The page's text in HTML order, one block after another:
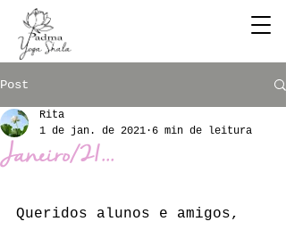
Post
Janeiro/21...
Rita
1 de jan. de 2021 6 min de leitura
Queridos alunos e amigos,